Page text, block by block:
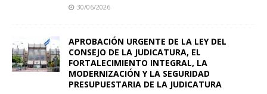
30/06/2026
APROBACIÓN URGENTE DE LA LEY DEL
CONSEJO DE LA JUDICATURA, EL
FORTALECIMIENTO INTEGRAL, LA
MODERNIZACIÓN Y LA SEGURIDAD
PRESUPUESTARIA DE LA JUDICATURA